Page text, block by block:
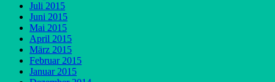
Juli 2015
Juni 2015
Mai 2015
April 2015
März 2015
Februar 2015
Januar 2015